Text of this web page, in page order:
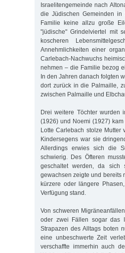
Israelitengemeinde nach
die Jüdischen Gemeinden in
Familie keine allzu große
"jüdische" Grindelviertel mit
koscheren
Annehmlichkeiten einer
Carlebach-Nachwuchs
nehmen – die Familie bezog
In den Jahren danach folgten
dort zurück in die Palmaille,
zwischen Palmaille und
Drei weitere Töchter wurden
(1926) und Noemi (1927)
Lotte Carlebach stolze Mutter
Kindersegens war sie
Allerdings erwies sich die
schwierig. Des Öfteren
geschaltet werden, da sich
gewachsen zeigte und bereits
kürzere oder längere
Verfügung stand.
Von schweren
oder zwei Fällen sogar das
Strapazen des Alltags boten
eine unbeschwerte Zeit
verschaffte immerhin auch